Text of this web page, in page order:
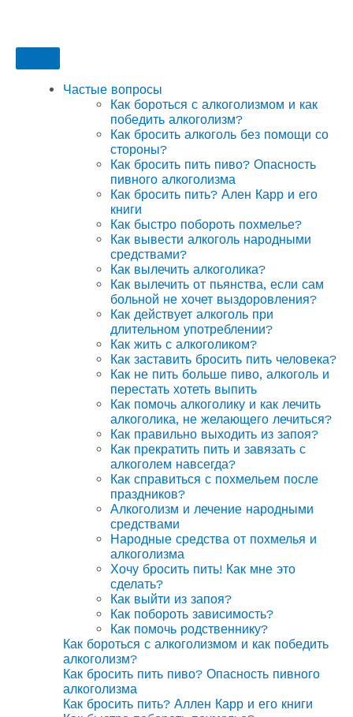
Частые вопросы
Как бороться с алкоголизмом и как
победить алкоголизм?
Как бросить алкоголь без помощи со
стороны?
Как бросить пить пиво? Опасность
пивного алкоголизма
Как бросить пить? Ален Карр и его
книги
Как быстро побороть похмелье?
Как вывести алкоголь народными
средствами?
Как вылечить алкоголика?
Как вылечить от пьянства, если сам
больной не хочет выздоровления?
Как действует алкоголь при
длительном употреблении?
Как жить с алкоголиком?
Как заставить бросить пить человека?
Как не пить больше пиво, алкоголь и
перестать хотеть выпить
Как помочь алкоголику и как лечить
алкоголика, не желающего лечиться?
Как правильно выходить из запоя?
Как прекратить пить и завязать с
алкоголем навсегда?
Как справиться с похмельем после
праздников?
Алкоголизм и лечение народными
средствами
Народные средства от похмелья и
алкоголизма
Хочу бросить пить! Как мне это
сделать?
Как выйти из запоя?
Как побороть зависимость?
Как помочь родственнику?
Как бороться с алкоголизмом и как победить
алкоголизм?
Как бросить пить пиво? Опасность пивного
алкоголизма
Как бросить пить? Аллен Карр и его книги